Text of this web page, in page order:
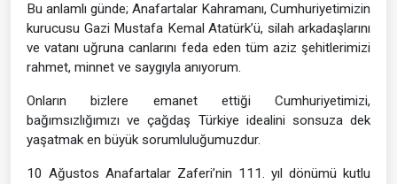
Bu anlamlı günde; Anafartalar Kahramanı, Cumhuriyetimizin
kurucusu Gazi Mustafa Kemal Atatürk’ü, silah arkadaşlarını
ve vatanı uğruna canlarını feda eden tüm aziz şehitlerimizi
rahmet, minnet ve saygıyla anıyorum.
Onların bizlere emanet ettiği Cumhuriyetimizi,
bağımsızlığımızı ve çağdaş Türkiye idealini sonsuza dek
yaşatmak en büyük sorumluluğumuzdur.
10 Ağustos Anafartalar Zaferi’nin 111. yıl dönümü kutlu